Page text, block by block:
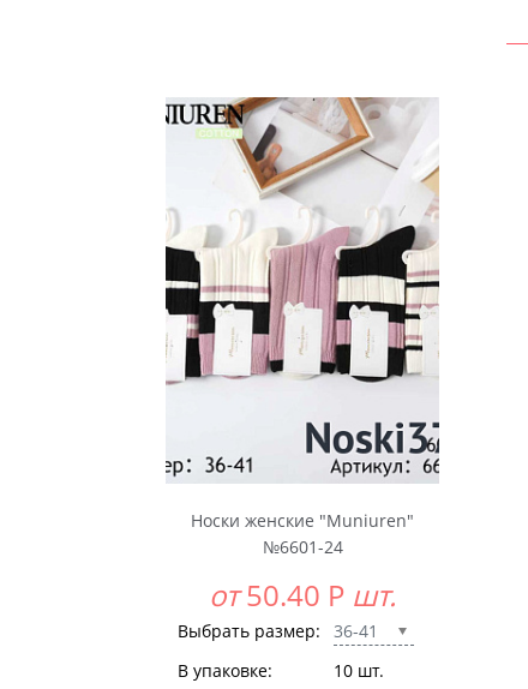
Носки женские "Muniuren"
№6601-24
от 50.40 Р шт.
Выбрать размер:
36-41
В упаковке:
10 шт.